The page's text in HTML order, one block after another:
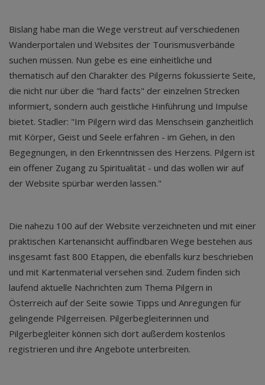
Bislang habe man die Wege verstreut auf verschiedenen
Wanderportalen und Websites der Tourismusverbände
suchen müssen. Nun gebe es eine einheitliche und
thematisch auf den Charakter des Pilgerns fokussierte Seite,
die nicht nur über die "hard facts" der einzelnen Strecken
informiert, sondern auch geistliche Hinführung und Impulse
bietet. Stadler: "Im Pilgern wird das Menschsein ganzheitlich
mit Körper, Geist und Seele erfahren - im Gehen, in den
Begegnungen, in den Erkenntnissen des Herzens. Pilgern ist
ein offener Zugang zu Spiritualität - und das wollen wir auf
der Website spürbar werden lassen."
Die nahezu 100 auf der Website verzeichneten und mit einer
praktischen Kartenansicht auffindbaren Wege bestehen aus
insgesamt fast 800 Etappen, die ebenfalls kurz beschrieben
und mit Kartenmaterial versehen sind. Zudem finden sich
laufend aktuelle Nachrichten zum Thema Pilgern in
Österreich auf der Seite sowie Tipps und Anregungen für
gelingende Pilgerreisen. Pilgerbegleiterinnen und
Pilgerbegleiter können sich dort außerdem kostenlos
registrieren und ihre Angebote unterbreiten.